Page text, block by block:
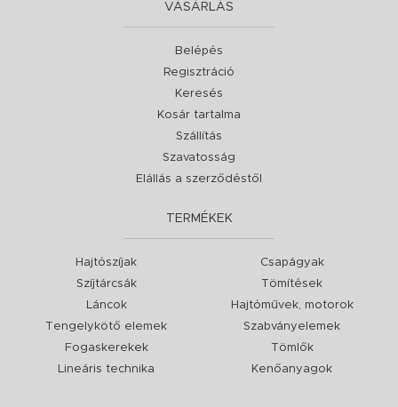
VÁSÁRLÁS
Belépés
Regisztráció
Keresés
Kosár tartalma
Szállítás
Szavatosság
Elállás a szerződéstől
TERMÉKEK
Hajtószíjak
Szíjtárcsák
Láncok
Tengelykötő elemek
Fogaskerekek
Lineáris technika
Csapágyak
Tömítések
Hajtóművek, motorok
Szabványelemek
Tömlők
Kenőanyagok